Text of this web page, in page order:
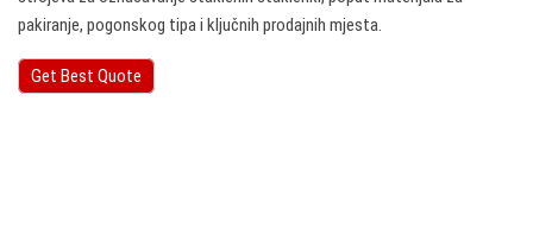
pakiranje, pogonskog tipa i ključnih prodajnih mjesta.
Get Best Quote